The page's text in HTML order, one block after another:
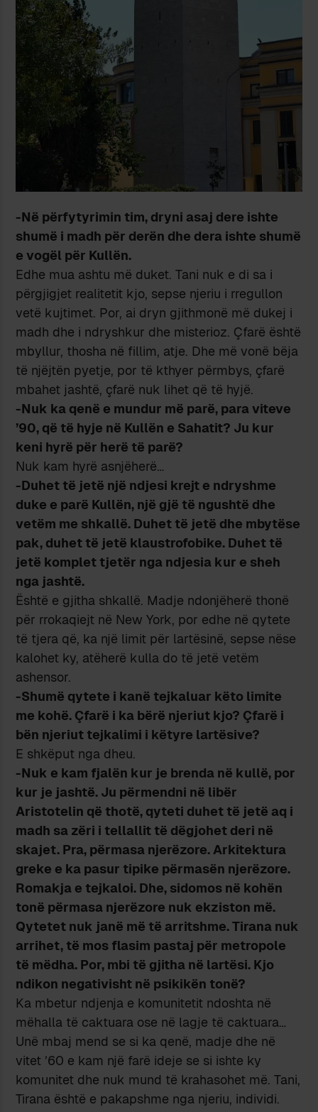
-Në përfytyrimin tim, dryni asaj dere ishte
shumë i madh për derën dhe dera ishte shumë
e vogël për Kullën.
Edhe mua ashtu më duket. Tani nuk e di sa i
përgjigjet realitetit kjo, sepse njeriu i rregullon
vetë kujtimet. Por, ai dryn gjithmonë më dukej i
madh dhe i ndryshkur dhe misterioz. Çfarë është
mbyllur, thosha në fillim, atje. Dhe më vonë bëja
të njëjtën pyetje, por të kthyer përmbys, çfarë
mbahet jashtë, çfarë nuk lihet që të hyjë.
-Nuk ka qenë e mundur më parë, para viteve
’90, që të hyje në Kullën e Sahatit? Ju kur
keni hyrë për herë të parë?
Nuk kam hyrë asnjëherë…
-Duhet të jetë një ndjesi krejt e ndryshme
duke e parë Kullën, një gjë të ngushtë dhe
vetëm me shkallë. Duhet të jetë dhe mbytëse
pak, duhet të jetë klaustrofobike. Duhet të
jetë komplet tjetër nga ndjesia kur e sheh
nga jashtë.
Është e gjitha shkallë. Madje ndonjëherë thonë
për rrokaqiejt në New York, por edhe në qytete
të tjera që, ka një limit për lartësinë, sepse nëse
kalohet ky, atëherë kulla do të jetë vetëm
ashensor.
-Shumë qytete i kanë tejkaluar këto limite
me kohë. Çfarë i ka bërë njeriut kjo? Çfarë i
bën njeriut tejkalimi i këtyre lartësive?
E shkëput nga dheu.
-Nuk e kam fjalën kur je brenda në kullë, por
kur je jashtë. Ju përmendni në libër
Aristotelin që thotë, qyteti duhet të jetë aq i
madh sa zëri i tellallit të dëgjohet deri në
skajet. Pra, përmasa njerëzore. Arkitektura
greke e ka pasur tipike përmasën njerëzore.
Romakja e tejkaloi. Dhe, sidomos në kohën
tonë përmasa njerëzore nuk ekziston më.
Qytetet nuk janë më të arritshme. Tirana nuk
arrihet, të mos flasim pastaj për metropole
të mëdha. Por, mbi të gjitha në lartësi. Kjo
ndikon negativisht në psikikën tonë?
Ka mbetur ndjenja e komunitetit ndoshta në
mëhalla të caktuara ose në lagje të caktuara…
Unë mbaj mend se si ka qenë, madje dhe në
vitet ’60 e kam një farë ideje se si ishte ky
komunitet dhe nuk mund të krahasohet më. Tani,
Tirana është e pakapshme nga njeriu, individi.